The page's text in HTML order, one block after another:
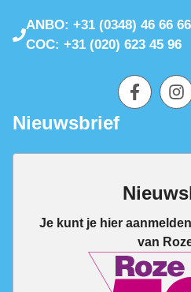
ANBO: +31 (0348) 46 66 66
COC: +31 (020) 623 45 96
Nieuwsbrief
Je kunt je hier
van